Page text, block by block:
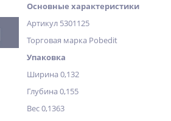
Основные характеристики
Артикул 5301125
Торговая марка Pobedit
Упаковка
Ширина 0,132
Глубина 0,155
Вес 0,1363